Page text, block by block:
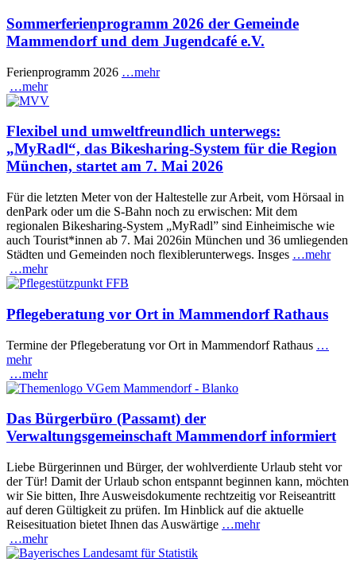
Sommerferienprogramm 2026 der Gemeinde
Mammendorf und dem Jugendcafé e.V.
Ferienprogramm 2026 …mehr
…mehr
Flexibel und umweltfreundlich unterwegs:
„MyRadl“, das Bikesharing-System für die Region
München, startet am 7. Mai 2026
Für die letzten Meter von der Haltestelle zur Arbeit, vom Hörsaal in
denPark oder um die S-Bahn noch zu erwischen: Mit dem
regionalen Bikesharing-System „MyRadl” sind Einheimische wie
auch Tourist*innen ab 7. Mai 2026in München und 36 umliegenden
Städten und Gemeinden noch flexiblerunterwegs. Insges …mehr
…mehr
Pflegeberatung vor Ort in Mammendorf Rathaus
Termine der Pflegeberatung vor Ort in Mammendorf Rathaus …
mehr
…mehr
Das Bürgerbüro (Passamt) der
Verwaltungsgemeinschaft Mammendorf informiert
Liebe Bürgerinnen und Bürger, der wohlverdiente Urlaub steht vor
der Tür! Damit der Urlaub schon entspannt beginnen kann, möchten
wir Sie bitten, Ihre Ausweisdokumente rechtzeitig vor Reiseantritt
auf deren Gültigkeit zu prüfen. Im Hinblick auf die aktuelle
Reisesituation bietet Ihnen das Auswärtige …mehr
…mehr